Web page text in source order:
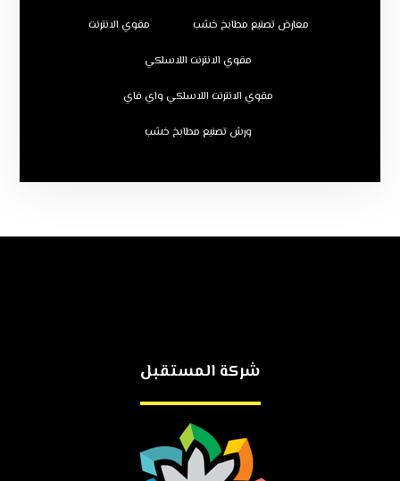
معارض تصنيع مطابخ خشب مقوي الانترنت
مقوي الانترنت اللاسلكي
مقوي الانترنت اللاسلكي واي فاي
ورش تصنيع مطابخ خشب
شركة المستقبل